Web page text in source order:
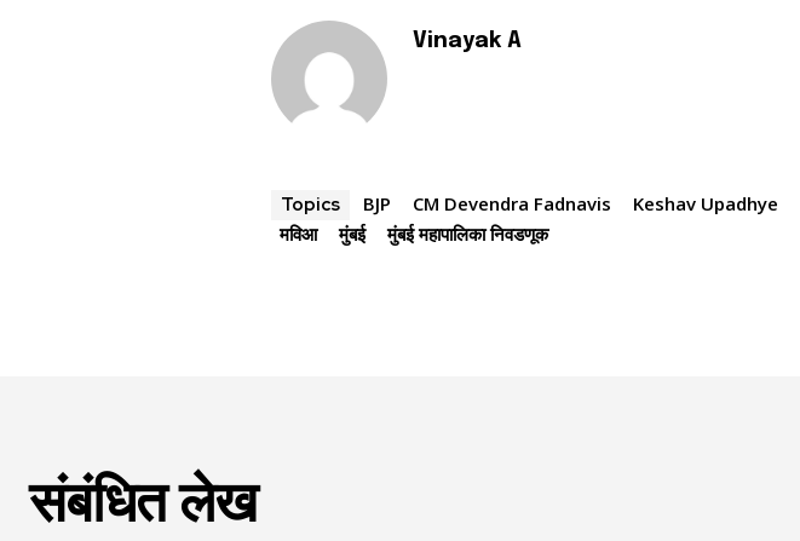
Vinayak A
Topics BJP CM Devendra Fadnavis Keshav Upadhye
मविआ
मुंबई मुंबई महापालिका निवडणूक
संबंधित लेख